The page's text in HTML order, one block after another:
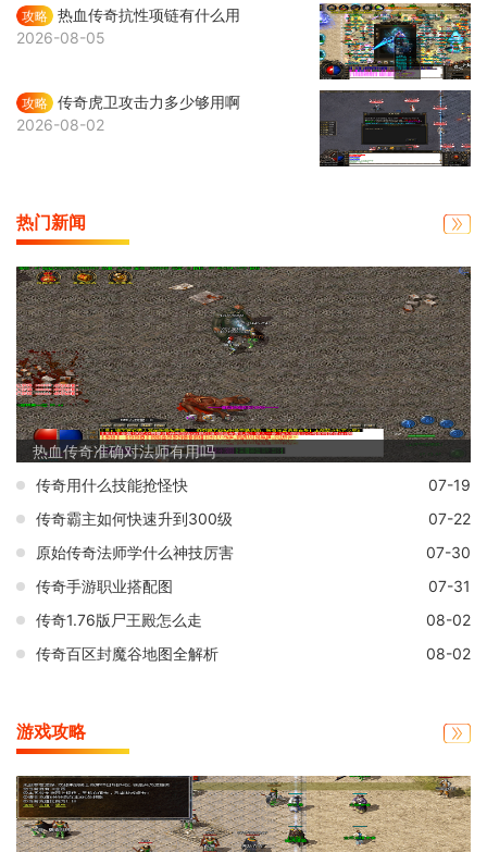
攻略 热血传奇抗性项链有什么用
2026-08-05
攻略 传奇虎卫攻击力多少够用啊
2026-08-02
热门新闻
热血传奇准确对法师有用吗
传奇用什么技能抢怪快
07-19
传奇霸主如何快速升到300级
07-22
原始传奇法师学什么神技厉害
07-30
传奇手游职业搭配图
07-31
传奇1.76版尸王殿怎么走
08-02
传奇百区封魔谷地图全解析
08-02
游戏攻略